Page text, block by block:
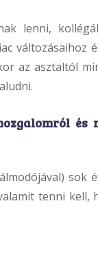
lenni,
változásaihoz
az asztaltól
és
sok
tenni kell,